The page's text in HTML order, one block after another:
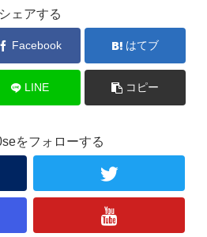
シェアする
Facebook はてブ
LINE コピー
をフォローする